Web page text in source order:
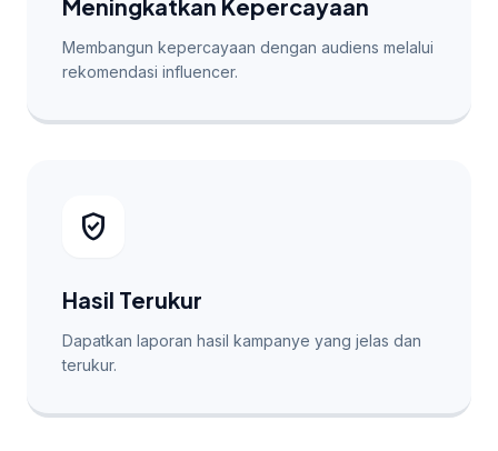
Meningkatkan Kepercayaan
Membangun kepercayaan dengan audiens melalui
rekomendasi influencer.
verified_user
Hasil Terukur
Dapatkan laporan hasil kampanye yang jelas dan
terukur.